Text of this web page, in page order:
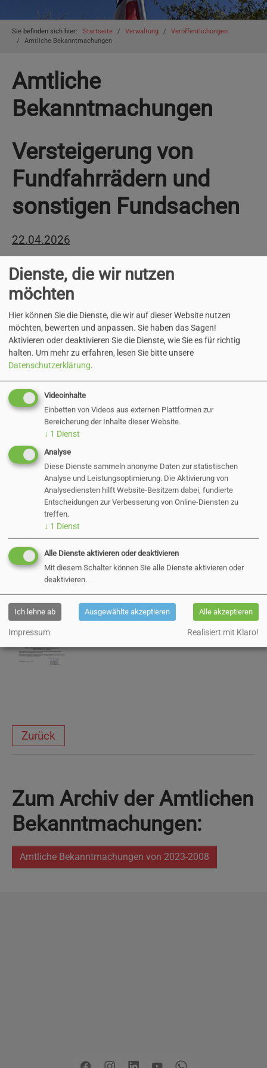
You are here:
Sie befinden sich hier: Startseite Verwaltung
Veröffentlichungen
Amtliche Bekanntmachungen
Amtliche
Bekanntmachungen
Versteigerung von
Fundfahrrädern und
sonstigen Fundsachen
22.04.2026
108 KB
Zurück
Aktuelle Direktvergaben
Versteigerung von
Fundfahrrädern und
sonstigen Fundsachen
22.04.2026
Zurück
Zum Archiv der Amtlichen
Bekanntmachungen:
Amtliche Bekanntmachungen von 2023-2008
Dienste, die wir nutzen
möchten
Hier können Sie die Dienste, die wir auf dieser Website nutzen
möchten, bewerten und anpassen. Sie haben das Sagen!
Aktivieren oder deaktivieren Sie die Dienste, wie Sie es für richtig
halten. Um mehr zu erfahren, lesen Sie bitte unsere
Datenschutzerklärung.
Videoinhalte
Einbetten von Videos aus externen Plattformen zur
Bereicherung der Inhalte dieser Website.
↓ 1 Dienst
Analyse
Diese Dienste sammeln anonyme Daten zur statistischen
Analyse und Leistungsoptimierung. Die Aktivierung von
Analysediensten hilft Website-Besitzern dabei, fundierte
Entscheidungen zur Verbesserung von Online-Diensten zu
treffen.
↓ 1 Dienst
Alle Dienste aktivieren oder deaktivieren
Mit diesem Schalter können Sie alle Dienste aktivieren oder
deaktivieren.
Ich lehne ab Ausgewählte akzeptieren Alle akzeptieren
Impressum Realisiert mit Klaro!